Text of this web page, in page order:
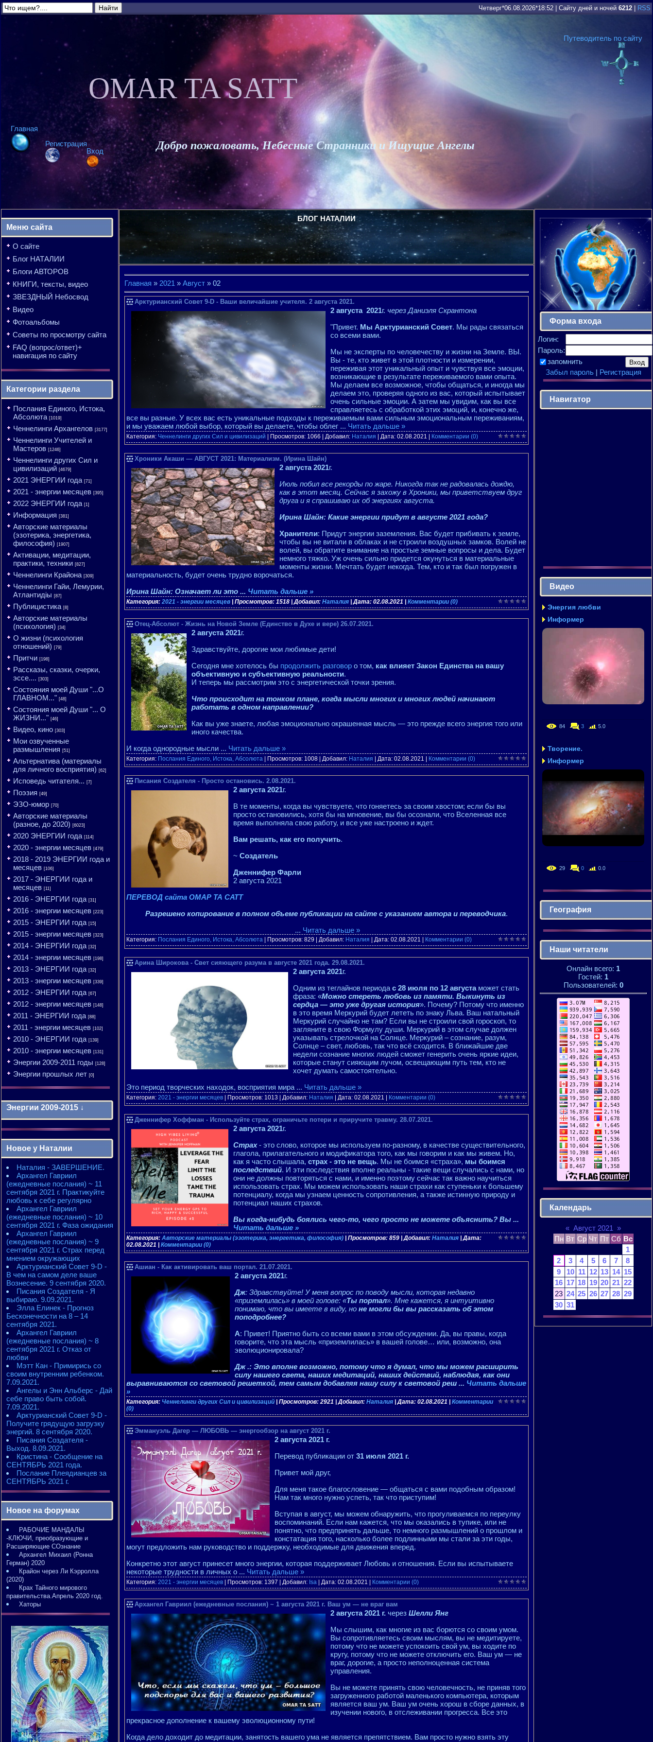
Четверг*06.08.2026*18:52 Сайту дней и ночей 6212 RSS
Путеводитель по сайту
Главная
Регистрация
Вход
OMAR TA SATT
Добро пожаловать, Небесные Странники и Ищущие Ангелы
Меню сайта
О сайте
Блог НАТАЛИИ
Блоги АВТОРОВ
КНИГИ, тексты, видео
ЗВЕЗДНЫЙ Небосвод
Видео
Фотоальбомы
Советы по просмотру сайта
FAQ (вопрос/ответ)+
навигация по сайту
Категории раздела
Послания Единого, Истока,
Абсолюта [1019]
Ченнелинги Архангелов [3177]
Ченнелинги Учителей и
Мастеров [1246]
Ченнелинги других Сил и
цивилизаций [4679]
2021 ЭНЕРГИИ года [71]
2021 - энергии месяцев [395]
2022 ЭНЕРГИИ года [1]
Информация [381]
Авторские материалы
(эзотерика, энергетика,
философия) [1907]
Активации, медитации,
практики, техники [827]
Ченнелинги Крайона [309]
Ченнелинги Гайи, Лемурии,
Атлантидіы [87]
Публицистика [8]
Авторские материалы
(психология) [34]
О жизни (психология
отношений) [79]
Притчи [198]
Рассказы, сказки, очерки,
эссе.... [303]
Состояния моей Души "...О
ГЛАВНОМ..." [48]
Состояния моей Души "... О
ЖИЗНИ..." [46]
Видео, кино [303]
Мои озвученные
размышления [51]
Альтернатива (материалы
для личного восприятия) [62]
Исповедь читателя... [7]
Поэзия [49]
ЭЗО-юмор [70]
Авторские материалы
(разное, до 2020) [6023]
2020 ЭНЕРГИИ года [114]
2020 - энергии месяцев [479]
2018 - 2019 ЭНЕРГИИ года и
месяцев [106]
2017 - ЭНЕРГИИ года и
месяцев [11]
2016 - ЭНЕРГИИ года [31]
2016 - энергии месяцев [223]
2015 - ЭНЕРГИИ года [15]
2015 - энергии месяцев [323]
2014 - ЭНЕРГИИ года [32]
2014 - энергии месяцев [198]
2013 - ЭНЕРГИИ года [32]
2013 - энергии месяцев [339]
2012 - ЭНЕРГИИ года [67]
2012 - энергии месяцев [148]
2011 - ЭНЕРГИИ года [88]
2011 - энергии месяцев [102]
2010 - ЭНЕРГИИ года [139]
2010 - энергии месяцев [131]
Энергии 2009-2011 годы [128]
Энергии прошлых лет [0]
Энергии 2009-2015 ↓
2010 - энергии месяцев
2010 - ЭНЕРГИИ года
2011 - энергии месяцев
2011 - ЭНЕРГИИ года
2012 - энергии месяцев
2012 - ЭНЕРГИИ года
2013 - энергии месяцев
2013 - ЭНЕРГИИ года
2014 - энергии месяцев
2014 - ЭНЕРГИИ года
2015 - энергии месяцев
2015 - ЭНЕРГИИ года
Новое у Наталии
Наталия - ЗАВЕРШЕНИЕ.
Архангел Гавриил
(ежедневные послания) ~ 11
сентября 2021 г. Практикуйте
любовь к себе регулярно
Архангел Гавриил
(ежедневные послания) ~ 10
сентября 2021 г. Фаза ожидания
Архангел Гавриил
(ежедневные послания) ~ 9
сентября 2021 г. Страх перед
мнением окружающих
Арктурианский Совет 9-D -
В чем на самом деле ваше
Вознесение. 9 сентября 2020.
Писания Создателя - Я
выбираю. 9.09.2021.
Элла Елинек - Прогноз
Бесконечности на 8 – 14
сентября 2021.
Архангел Гавриил
(ежедневные послания) ~ 8
сентября 2021 г. Отказ от
любви
Мэтт Кан - Примирись со
своим внутренним ребенком.
7.09.2021.
Ангелы и Энн Альберс - Дай
себе право быть собой.
7.09.2021.
Арктурианский Совет 9-D -
Получите грядущую загрузку
энергий. 8 сентября 2020.
Писания Создателя -
Выход. 8.09.2021.
Кристина - Сообщение на
СЕНТЯБРЬ 2021 года.
Послание Плеядианцев за
СЕНТЯБРЬ 2021 г.
Новое на форумах
РАБОЧИЕ МАНДАЛЫ
-КЛЮЧИ, преобразующие и
Расширяющие СОзнание
Архангел Михаил (Ронна
Герман) 2020
Крайон через Ли Кэрролла
(2020)
Крах Тайного мирового
правительства.Апрель 2020 год.
Хаторы
БЛОГ НАТАЛИИ
Главная » 2021 » Август » 02
Арктурианский Совет 9-D - Ваши величайшие учителя. 2 августа 2021.
2 августа 2021г. через Даниэля Скрантона
"Привет. Мы Арктурианский Совет. Мы рады связаться
со всеми вами.
Мы не эксперты по человечеству и жизни на Земле. ВЫ.
Вы - те, кто живет в этой плотности и измерении,
переживая этот уникальный опыт и чувствуя все эмоции,
возникающие в результате переживаемого вами опыта.
Мы делаем все возможное, чтобы общаться, и иногда мы
делаем это, проверяя одного из вас, который испытывает
очень сильные эмоции. А затем мы увидим, как вы все
справляетесь с обработкой этих эмоций, и, конечно же,
все вы разные. У всех вас есть уникальные подходы к переживаемым вами сильным эмоциональным переживаниям,
и мы уважаем любой выбор, который вы делаете, чтобы облег ... Читать дальше »
Категория: Ченнелинги других Сил и цивилизаций | Просмотров: 1066 | Добавил: Наталия | Дата: 02.08.2021 Комментарии (0)
Хроники Акаши — АВГУСТ 2021: Материализм. (Ирина Шайн)
2 августа 2021г.
Июль побил все рекорды по жаре. Никогда так не радовалась дождю,
как в этот месяц. Сейчас я захожу в Хроники, мы приветствуем друг
друга и я спрашиваю их об энергиях августа.
Ирина Шайн: Какие энергии придут в августе 2021 года?
Хранители: Придут энергии заземления. Вас будет прибивать к земле,
чтобы вы не витали в облаках и не строили воздушных замков. Волей не
волей, вы обратите внимание на простые земные вопросы и дела. Будет
немного тяжко. Уж очень сильно придется окунуться в материальные
моменты жизни. Мечтать будет некогда. Тем, кто и так был погружен в
материальность, будет очень трудно ворочаться.
Ирина Шайн: Означает ли это ... Читать дальше »
Категория: 2021 - энергии месяцев | Просмотров: 1518 | Добавил: Наталия | Дата: 02.08.2021 Комментарии (0)
Отец-Абсолют - Жизнь на Новой Земле (Единство в Духе и вере) 26.07.2021.
2 августа 2021г.
Здравствуйте, дорогие мои любимые дети!
Сегодня мне хотелось бы продолжить разговор о том, как влияет Закон Единства на вашу
объективную и субъективную реальности.
И теперь мы рассмотрим это с энергетической точки зрения.
Что происходит на тонком плане, когда мысли многих и многих людей начинают
работать в одном направлении?
Как вы уже знаете, любая эмоционально окрашенная мысль — это прежде всего энергия того или
иного качества.
И когда однородные мысли ... Читать дальше »
Категория: Послания Единого, Истока, Абсолюта | Просмотров: 1008 | Добавил: Наталия | Дата: 02.08.2021 Комментарии (0)
Писания Создателя - Просто остановись. 2.08.2021.
2 августа 2021г.
В те моменты, когда вы чувствуете, что гоняетесь за своим хвостом; если бы вы
просто остановились, хотя бы на мгновение, вы бы осознали, что Вселенная все
время выполняла свою работу, и все уже настроено и ждет.
Вам решать, как его получить.
~ Создатель
Дженнифер Фарли
2 августа 2021
ПЕРЕВОД сайта ОМАР ТА САТТ
Разрешено копирование в полном объеме публикации на сайте с указанием автора и переводчика.
... Читать дальше »
Категория: Послания Единого, Истока, Абсолюта | Просмотров: 829 | Добавил: Наталия | Дата: 02.08.2021 Комментарии (0)
Арина Широкова - Свет сияющего разума в августе 2021 года. 29.08.2021.
2 августа 2021г.
Одним из теглайнов периодас 28 июля по 12 августаможет стать
фраза: «Можно стереть любовь из памяти. Выкинуть из
сердца — это уже другая история». Почему? Потому что именно
в это время Меркурий будет лететь по знаку Льва. Ваш натальный
Меркурий случайно не там? Если вы не строили свой гороскоп, то
загляните в свою Формулу души. Меркурий в этом случае должен
указывать стрелочкой на Солнце. Меркурий – сознание, разум,
Солнце – свет, любовь, так что всё сходится. В ближайшие две
недели сознание многих людей сможет генерить очень яркие идеи,
которые станут сияющим лучом, освещающим путь тем, кто не
хочет думать самостоятельно.
Это период творческих находок, восприятия мира ... Читать дальше »
Категория: 2021 - энергии месяцев | Просмотров: 1013 | Добавил: Наталия | Дата: 02.08.2021 Комментарии (0)
Дженнифер Хоффман - Используйте страх, ограничьте потери и приручите травму. 28.07.2021.
2 августа 2021г.
Страх- это слово, которое мы используем по-разному, в качестве существительного,
глагола, прилагательного и модификатора того, как мы говорим и как мы живем. Но,
как я часто слышала, страх - это не вещь. Мы не боимся «страха», мы боимся
последствий. И эти последствия вполне реальны - такие вещи случались с нами, но
они не должны повторяться с нами, и именно поэтому сейчас так важно научиться
использовать страх. Мы можем использовать наши страхи как ступеньки к большему
потенциалу, когда мы узнаем ценность сопротивления, а также истинную природу и
потенциал наших страхов.
Вы когда-нибудь боялись чего-то, чего просто не можете объяснить? Вы ...
Читать дальше »
Категория: Авторские материалы (эзотерика, энергетика, философия) | Просмотров: 859 | Добавил: Наталия | Дата:
02.08.2021
Комментарии (0)
Ашиан - Как активировать ваш портал. 21.07.2021.
2 августа 2021г.
Дж: Здравствуйте! У меня вопрос по поводу мысли, которая недавно
«приземлилась» в моей голове: «Ты портал». Мне кажется, я интуитивно
понимаю, что вы имеете в виду, но не могли бы вы рассказать об этом
поподробнее?
A: Привет! Приятно быть со всеми вами в этом обсуждении. Да, вы правы, когда
говорите, что эта мысль «приземлилась» в вашей голове… или, возможно, она
эволюционировала?
Дж .: Это вполне возможно, потому что я думал, что мы можем расширить
силу нашего света, наших медитаций, наших действий, наблюдая, как они
выравниваются со световой решеткой, тем самым добавляя нашу силу к световой реш ... Читать дальше
»
Категория: Ченнелинги других Сил и цивилизаций | Просмотров: 2921 | Добавил: Наталия | Дата: 02.08.2021
Комментарии
(0)
Эммануэль Дагер — ЛЮБОВЬ — энергообзор на август 2021 г.
2 августа 2021 г.
Перевод публикации от 31 июля 2021 г.
Привет мой друг,
Для меня такое благословение — общаться с вами подобным образом!
Нам так много нужно успеть, так что приступим!
Вступая в август, мы можем обнаружить, что прогуливаемся по переулку
воспоминаний. Если нам кажется, что мы оказались в тупике, или не
понятно, что предпринять дальше, то немного размышлений о прошлом и
констатация того, насколько более подлинными мы стали за эти годы,
могут предложить нам руководство и поддержку, необходимые для движения вперед.
Конкретно этот август принесет много энергии, которая поддерживает Любовь и отношения. Если вы испытываете
некоторые трудности в личных о ... Читать дальше »
Категория: 2021 - энергии месяцев | Просмотров: 1397 | Добавил: Isa | Дата: 02.08.2021 Комментарии (0)
Архангел Гавриил (ежедневные послания) ~ 1 августа 2021 г. Ваш ум — не враг вам
2 августа 2021 г. через Шелли Янг
Мы слышим, как многие из вас борются со своим умом.
Вы сопротивляетесь своим мыслям, вы не медитируете,
потому что не можете успокоить свой ум, вы ходите по
кругу, потому что не можете отключить его. Ваш ум — не
враг, дорогие, а просто неполноценная система
управления.
Вы не можете принять свою человечность, не приняв того
загруженного работой маленького компьютера, которым
является ваш ум. Ваш ум очень хорош в сборе данных, в
изучении нового, в отслеживании прогресса. Все это
прекрасное дополнение к вашему эволюционному пути!
Когда дело доходит до медитации, занятость вашего ума не является препятствием. Вам просто нужно взять эту
Форма входа
Логин:
Пароль:
запомнить
Забыл пароль| Регистрация
Навигатор
Видео
Энергия любви
Информер
84 3 5.0
Творение.
Информер
29 0 0.0
География
Наши читатели
Онлайн всего: 1
Гостей: 1
Пользователей: 0
Календарь
« Август 2021 »
Пн Вт Ср Чт Пт Сб Вс
1
2
3 4 5 6 7
8
9
10 11 12 13 14 15
16 17 18 19 20 21 22
23 24 25 26 27 28 29
30 31